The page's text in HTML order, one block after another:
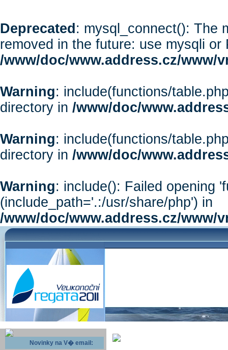
Deprecated : mysql_connect(): The
removed in the future: use mysqli or
/www/doc/www.address.cz/www/
Warning: include(functions/
directory in /www/doc/
Warning: include(functions/
directory in /www/doc/
Warning: include(): Failed opening
(include_path='.:/usr/share/php') in
/www/doc/www.address.cz/www/
Novinky na V� email: